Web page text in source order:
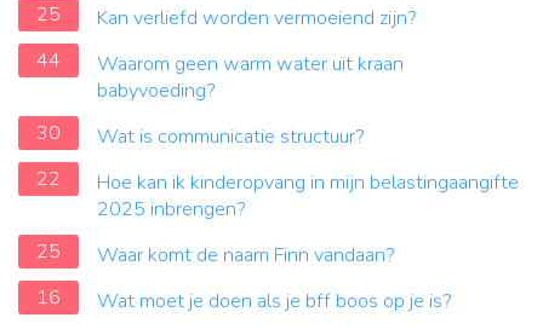
25
Kan verliefd worden vermoeiend zijn?
44
Waarom geen warm water uit kraan
babyvoeding?
30
Wat is communicatie structuur?
22
Hoe kan ik kinderopvang in mijn belastingaangifte
2025 inbrengen?
25
Waar komt de naam Finn vandaan?
16
Wat moet je doen als je bff boos op je is?